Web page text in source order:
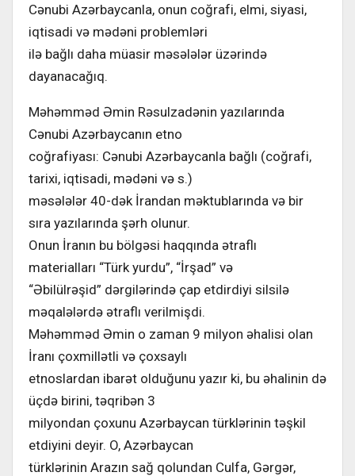
Cənubi Azərbaycanla, onun coğrafi, elmi, siyasi,
iqtisadi və mədəni problemləri
ilə bağlı daha müasir məsələlər üzərində
dayanacağıq.
Məhəmməd Əmin Rəsulzadənin yazılarında
Cənubi Azərbaycanın etno
coğrafiyası: Cənubi Azərbaycanla bağlı (coğrafi,
tarixi, iqtisadi, mədəni və s.)
məsələlər 40-dək İrandan məktublarında və bir
sıra yazılarında şərh olunur.
Onun İranın bu bölgəsi haqqında ətraflı
materialları “Türk yurdu”, “İrşad” və
“Əbilülrəşid” dərgilərində çap etdirdiyi silsilə
məqalələrdə ətraflı verilmişdi.
Məhəmməd Əmin o zaman 9 milyon əhalisi olan
İranı çoxmillətli və çoxsaylı
etnoslardan ibarət olduğunu yazır ki, bu əhalinin də
üçdə birini, təqribən 3
milyondan çoxunu Azərbaycan türklərinin təşkil
etdiyini deyir. O, Azərbaycan
türklərinin Arazın sağ qolundan Culfa, Gərgər,